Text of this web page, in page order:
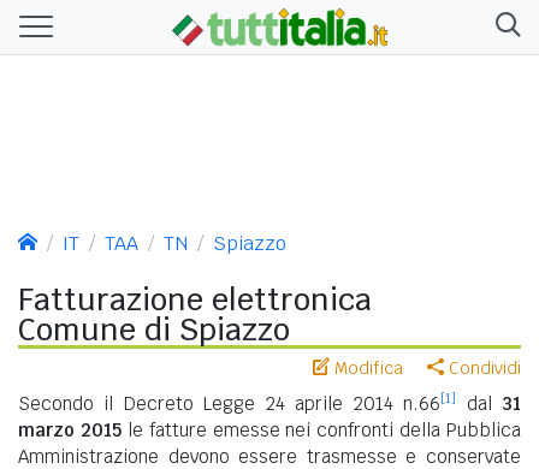
IT TAA TN Spiazzo
Fatturazione elettronica
Comune di Spiazzo
Modifica Condividi
Secondo il Decreto Legge 24 aprile 2014 n.66[1] dal 31
marzo 2015le fatture emesse nei confronti della Pubblica
Amministrazione devono essere trasmesse e conservate